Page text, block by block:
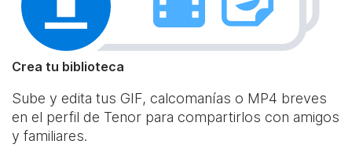
Crea tu biblioteca
Sube y edita tus GIF, calcomanías o MP4 breves
en el perfil de Tenor para compartirlos con amigos
y familiares.